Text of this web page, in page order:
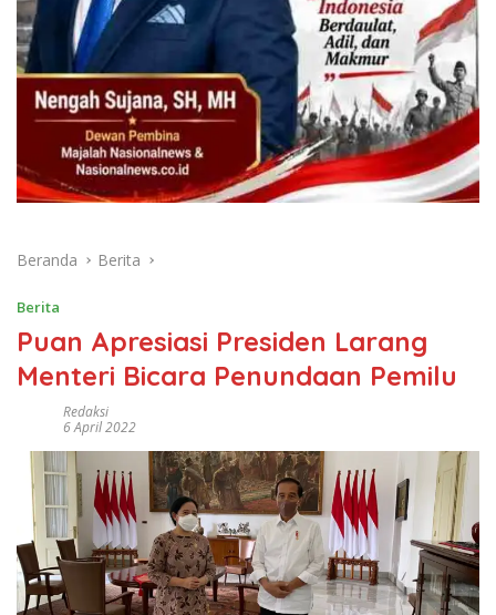
Beranda Berita
Berita
Puan Apresiasi Presiden Larang
Menteri Bicara Penundaan Pemilu
Redaksi
6 April 2022